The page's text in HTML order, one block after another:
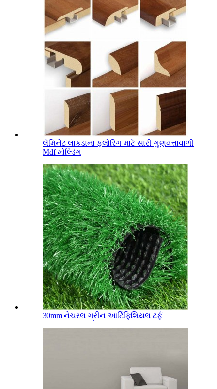
લેમિનેટ લાકડાના ફ્લોરિંગ માટે સારી ગુણવત્તાવાળી
Mdf મોલ્ડિંગ
30mm નેચરલ ગ્રીન આર્ટિફિશિયલ ટર્ફ